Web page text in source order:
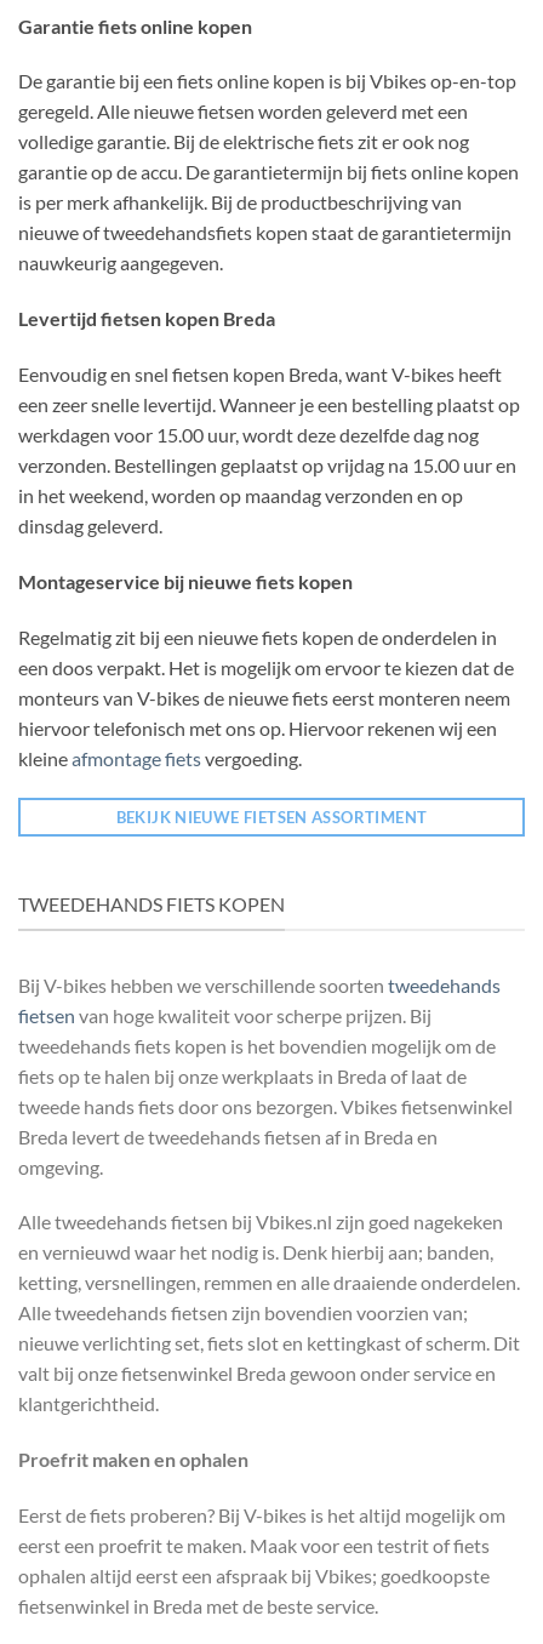
Garantie fiets online kopen
De garantie bij een fiets online kopen is bij Vbikes op-en-top
geregeld. Alle nieuwe fietsen worden geleverd met een
volledige garantie. Bij de elektrische fiets zit er ook nog
garantie op de accu. De garantietermijn bij fiets online kopen
is per merk afhankelijk. Bij de productbeschrijving van
nieuwe of tweedehandsfiets kopen staat de garantietermijn
nauwkeurig aangegeven.
Levertijd fietsen kopen Breda
Eenvoudig en snel fietsen kopen Breda, want V-bikes heeft
een zeer snelle levertijd. Wanneer je een bestelling plaatst op
werkdagen voor 15.00 uur, wordt deze dezelfde dag nog
verzonden. Bestellingen geplaatst op vrijdag na 15.00 uur en
in het weekend, worden op maandag verzonden en op
dinsdag geleverd.
Montageservice bij nieuwe fiets kopen
Regelmatig zit bij een nieuwe fiets kopen de onderdelen in
een doos verpakt. Het is mogelijk om ervoor te kiezen dat de
monteurs van V-bikes de nieuwe fiets eerst monteren neem
hiervoor telefonisch met ons op. Hiervoor rekenen wij een
kleineafmontage fietsvergoeding.
BEKIJK NIEUWE FIETSEN ASSORTIMENT
TWEEDEHANDS FIETS KOPEN
Bij V-bikes hebben we verschillende soorten tweedehands
fietsen van hoge kwaliteit voor scherpe prijzen. Bij
tweedehands fiets kopen is het bovendien mogelijk om de
fiets op te halen bij onze werkplaats in Breda of laat de
tweede hands fiets door ons bezorgen. Vbikes fietsenwinkel
Breda levert de tweedehands fietsen af in Breda en
omgeving.
Alle tweedehands fietsen bij Vbikes.nl zijn goed nagekeken
en vernieuwd waar het nodig is. Denk hierbij aan; banden,
ketting, versnellingen, remmen en alle draaiende onderdelen.
Alle tweedehands fietsen zijn bovendien voorzien van;
nieuwe verlichting set, fiets slot en kettingkast of scherm. Dit
valt bij onze fietsenwinkel Breda gewoon onder service en
klantgerichtheid.
Proefrit maken en ophalen
Eerst de fiets proberen? Bij V-bikes is het altijd mogelijk om
eerst een proefrit te maken. Maak voor een testrit of fiets
ophalen altijd eerst een afspraak bij Vbikes; goedkoopste
fietsenwinkel in Breda met de beste service.